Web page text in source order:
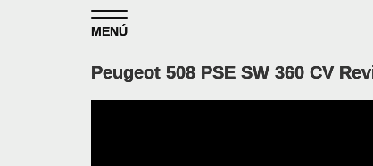
MENÚ
Peugeot 508 PSE SW 360 CV